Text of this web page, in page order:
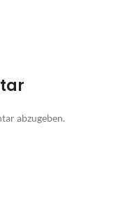
abzugeben.